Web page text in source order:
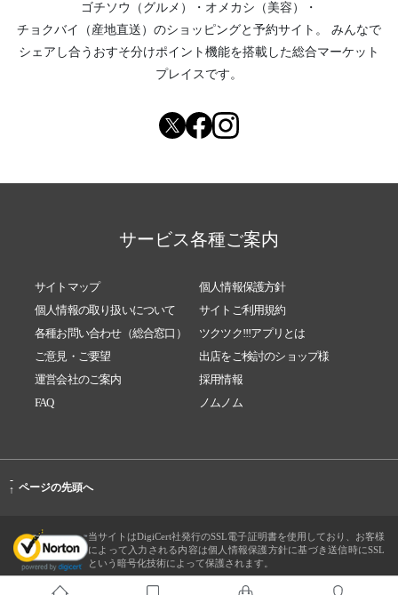
ゴチソウ（グルメ）
・ オメカシ（美容）
・
チョクバイ（産地直送） のショッピングと予約サイト。
みんなで
シェアし合う おすそ分けポイント機能を搭載した総合マーケット
プレイスです。
サービス各種ご案内
サイトマップ
個人情報保護方針
個人情報の取り扱いについて
サイトご利用規約
各種お問い合わせ（総合窓口）
ツクツク!!!アプリとは
ご意見・ご要望
出店をご検討のショップ様
運営会社のご案内
採用情報
FAQ
ノムノム
-
↑ ページの先頭へ
当サイトはDigiCert社発行のSSL電子証明書を使用しており、お客様
によって入力される内容は個人情報保護方針に基づき送信時にSSL
という暗号化技術によって保護されます。